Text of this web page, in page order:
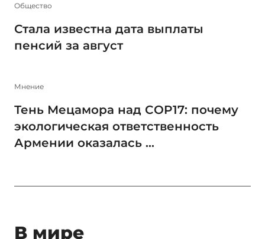
Общество
Стала известна дата выплаты
пенсий за август
Мнение
Тень Мецамора над COP17: почему
экологическая ответственность
Армении оказалась ...
В мире